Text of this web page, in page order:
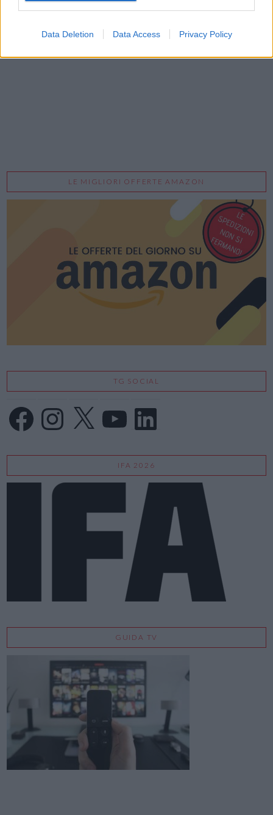
Data Deletion Data Access Privacy Policy
Acconsento al trattamento dei dati personali (Info Privacy
LE MIGLIORI OFFERTE AMAZON
TG SOCIAL
FacebookInstagram
X LinkedIn
IFA 2026
GUIDA TV